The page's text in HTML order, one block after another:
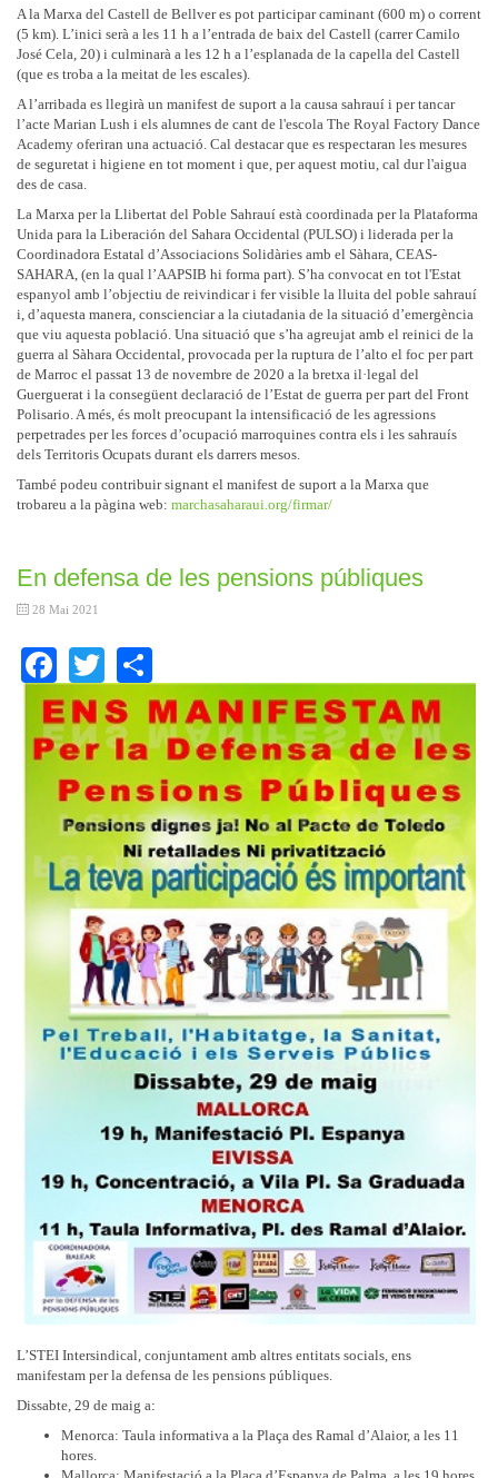
A la Marxa del Castell de Bellver es pot participar caminant (600 m) o corrent
(5 km). L’inici serà a les 11 h a l’entrada de baix del Castell (carrer Camilo
José Cela, 20) i culminarà a les 12 h a l’esplanada de la capella del Castell
(que es troba a la meitat de les escales).
A l’arribada es llegirà un manifest de suport a la causa sahrauí i per tancar
l’acte Marian Lush i els alumnes de cant de l'escola The Royal Factory Dance
Academy oferiran una actuació. Cal destacar que es respectaran les mesures
de seguretat i higiene en tot moment i que, per aquest motiu, cal dur l'aigua
des de casa.
La Marxa per la Llibertat del Poble Sahrauí està coordinada per la Plataforma
Unida para la Liberación del Sahara Occidental (PULSO) i liderada per la
Coordinadora Estatal d’Associacions Solidàries amb el Sàhara, CEAS-
SAHARA, (en la qual l’AAPSIB hi forma part). S’ha convocat en tot l'Estat
espanyol amb l’objectiu de reivindicar i fer visible la lluita del poble sahrauí
i, d’aquesta manera, conscienciar a la ciutadania de la situació d’emergència
que viu aquesta població. Una situació que s’ha agreujat amb el reinici de la
guerra al Sàhara Occidental, provocada per la ruptura de l’alto el foc per part
de Marroc el passat 13 de novembre de 2020 a la bretxa il·legal del
Guerguerat i la consegüent declaració de l’Estat de guerra per part del Front
Polisario. A més, és molt preocupant la intensificació de les agressions
perpetrades per les forces d’ocupació marroquines contra els i les sahrauís
dels Territoris Ocupats durant els darrers mesos.
També podeu contribuir signant el manifest de suport a la Marxa que
trobareu a la pàgina web: marchasaharaui.org/firmar/
En defensa de les pensions públiques
28 Mai 2021
Facebook
Twitter
L’STEI Intersindical, conjuntament amb altres entitats socials, ens
manifestam per la defensa de les pensions públiques.
Dissabte, 29 de maig a:
Menorca: Taula informativa a la Plaça des Ramal d’Alaior, a les 11
hores.